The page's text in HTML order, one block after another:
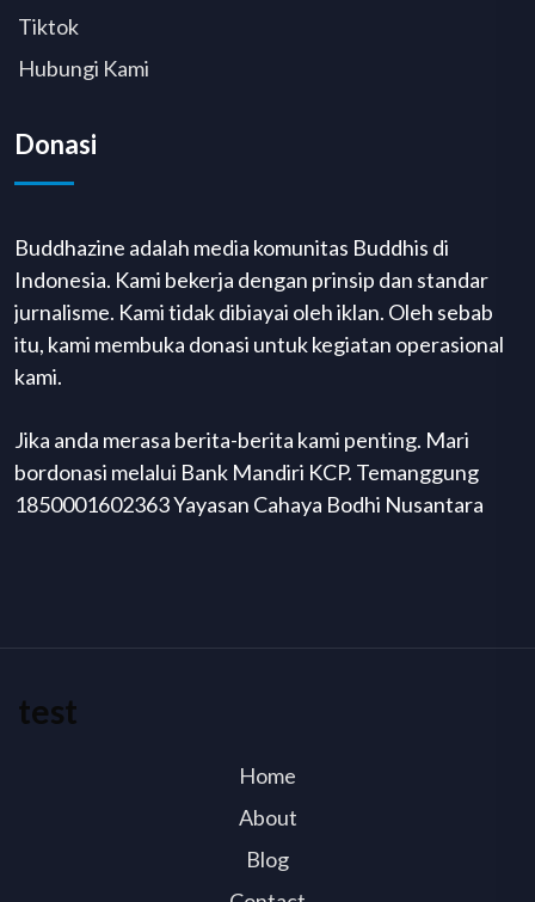
Tiktok
Hubungi Kami
Donasi
Buddhazine adalah media komunitas Buddhis di
Indonesia. Kami bekerja dengan prinsip dan standar
jurnalisme. Kami tidak dibiayai oleh iklan. Oleh sebab
itu, kami membuka donasi untuk kegiatan operasional
kami.
Jika anda merasa berita-berita kami penting. Mari
bordonasi melalui Bank Mandiri KCP. Temanggung
1850001602363 Yayasan Cahaya Bodhi Nusantara
test
Home
About
Blog